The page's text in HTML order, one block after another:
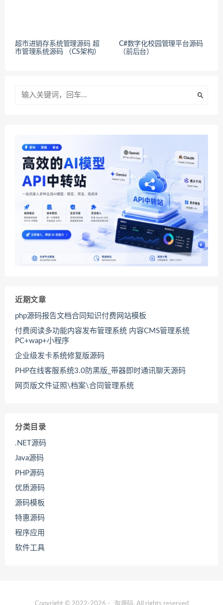
超市进销存系统管理源码 超
市管理系统源码 （CS架构）
C#数字化校园管理平台源码
（前后台）
近期文章
php源码报告文档合同知识付费网站模板
付费阅读多功能内容发布管理系统 内容CMS管理系统
PC+wap+小程序
企业级发卡系统修复版源码
PHP在线客服系统3.0防黑版_带器即时通讯聊天源码
网页版文件证照\档案\合同管理系统
分类目录
.NET源码
Java源码
PHP源码
优质源码
源码模板
特惠源码
程序应用
软件工具